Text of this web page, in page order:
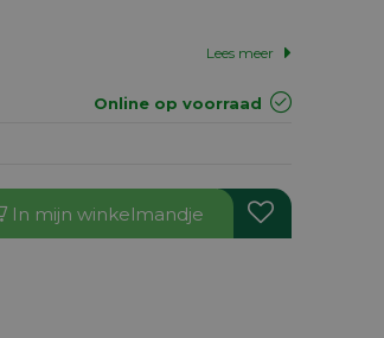
Lees meer
Online op voorraad
In mijn winkelmandje